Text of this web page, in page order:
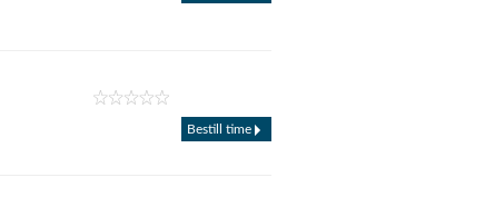
Bestill time